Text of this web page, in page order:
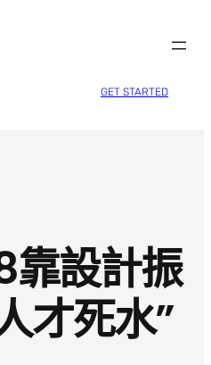
GET STARTED
設計振
才死水”